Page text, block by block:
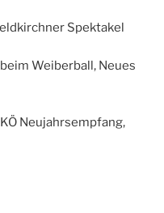
Spektakel
Weiberball, Neues
Neujahrsempfang,